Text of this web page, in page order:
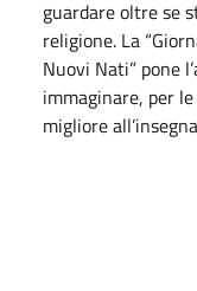
guardare oltre se
religione. La
Nuovi Nati” pone
immaginare, per
migliore